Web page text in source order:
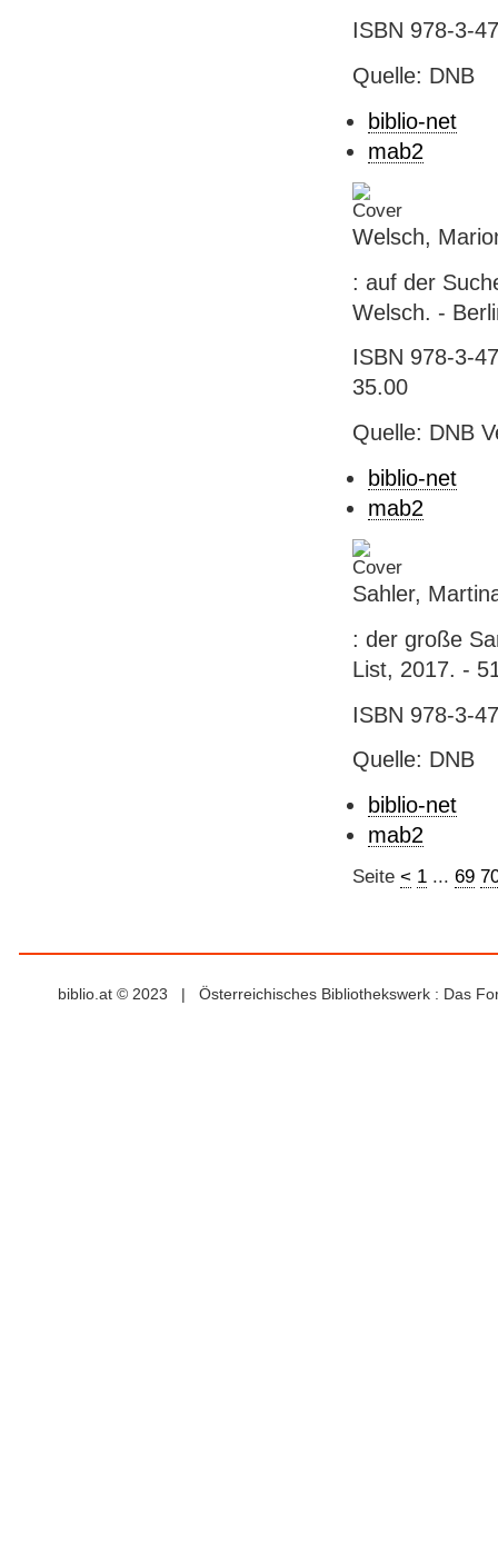
ISBN 978-3-
Quelle: DNB
biblio-net
mab2
Welsch,
: auf der
Welsch. -
ISBN 978-3-
35.00
Quelle: DNB
biblio-net
mab2
Sahler,
: der große
List, 2017. -
ISBN 978-3-
Quelle: DNB
biblio-net
mab2
Seite < 1... 69
biblio.at © 2023 | Österreichisches Bibliothekswerk : Das